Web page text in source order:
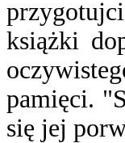
książki
pamięci.
się jej